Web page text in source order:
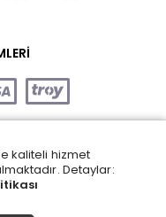
kaliteli hizmet
Detaylar: